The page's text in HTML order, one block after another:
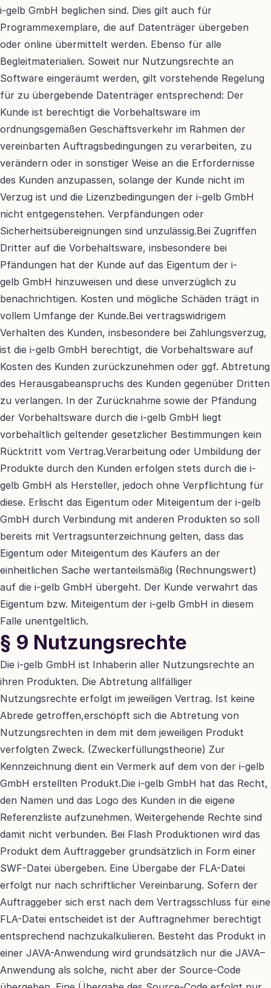
i-gelb GmbH beglichen sind. Dies gilt auch für
Programmexemplare, die auf Datenträger übergeben
oder online übermittelt werden. Ebenso für alle
Begleitmaterialien. Soweit nur Nutzungsrechte an
Software eingeräumt werden, gilt vorstehende Regelung
für zu übergebende Datenträger entsprechend: Der
Kunde ist berechtigt die Vorbehaltsware im
ordnungsgemäßen Geschäftsverkehr im Rahmen der
vereinbarten Auftragsbedingungen zu verarbeiten, zu
verändern oder in sonstiger Weise an die Erfordernisse
des Kunden anzupassen, solange der Kunde nicht im
Verzug ist und die Lizenzbedingungen der i-gelb GmbH
nicht entgegenstehen. Verpfändungen oder
Sicherheitsübereignungen sind unzulässig.Bei Zugriffen
Dritter auf die Vorbehaltsware, insbesondere bei
Pfändungen hat der Kunde auf das Eigentum der i-
gelb GmbH hinzuweisen und diese unverzüglich zu
benachrichtigen. Kosten und mögliche Schäden trägt in
vollem Umfange der Kunde.Bei vertragswidrigem
Verhalten des Kunden, insbesondere bei Zahlungsverzug,
ist die i-gelb GmbH berechtigt, die Vorbehaltsware auf
Kosten des Kunden zurückzunehmen oder ggf. Abtretung
des Herausgabeanspruchs des Kunden gegenüber Dritten
zu verlangen. In der Zurücknahme sowie der Pfändung
der Vorbehaltsware durch die i-gelb GmbH liegt
vorbehaltlich geltender gesetzlicher Bestimmungen kein
Rücktritt vom Vertrag.Verarbeitung oder Umbildung der
Produkte durch den Kunden erfolgen stets durch die i-
gelb GmbH als Hersteller, jedoch ohne Verpflichtung für
diese. Erlischt das Eigentum oder Miteigentum der i-gelb
GmbH durch Verbindung mit anderen Produkten so soll
bereits mit Vertragsunterzeichnung gelten, dass das
Eigentum oder Miteigentum des Käufers an der
einheitlichen Sache wertanteilsmäßig (Rechnungswert)
auf die i-gelb GmbH übergeht. Der Kunde verwahrt das
Eigentum bzw. Miteigentum der i-gelb GmbH in diesem
Falle unentgeltlich.
§ 9 Nutzungsrechte
Die i-gelb GmbH ist Inhaberin aller Nutzungsrechte an
ihren Produkten. Die Abtretung allfälliger
Nutzungsrechte erfolgt im jeweiligen Vertrag. Ist keine
Abrede getroffen,erschöpft sich die Abtretung von
Nutzungsrechten in dem mit dem jeweiligen Produkt
verfolgten Zweck. (Zweckerfüllungstheorie) Zur
Kennzeichnung dient ein Vermerk auf dem von der i-gelb
GmbH erstellten Produkt.Die i-gelb GmbH hat das Recht,
den Namen und das Logo des Kunden in die eigene
Referenzliste aufzunehmen. Weitergehende Rechte sind
damit nicht verbunden. Bei Flash Produktionen wird das
Produkt dem Auftraggeber grundsätzlich in Form einer
SWF-Datei übergeben. Eine Übergabe der FLA-Datei
erfolgt nur nach schriftlicher Vereinbarung. Sofern der
Auftraggeber sich erst nach dem Vertragsschluss für eine
FLA-Datei entscheidet ist der Auftragnehmer berechtigt
entsprechend nachzukalkulieren. Besteht das Produkt in
einer JAVA-Anwendung wird grundsätzlich nur die JAVA–
Anwendung als solche, nicht aber der Source-Code